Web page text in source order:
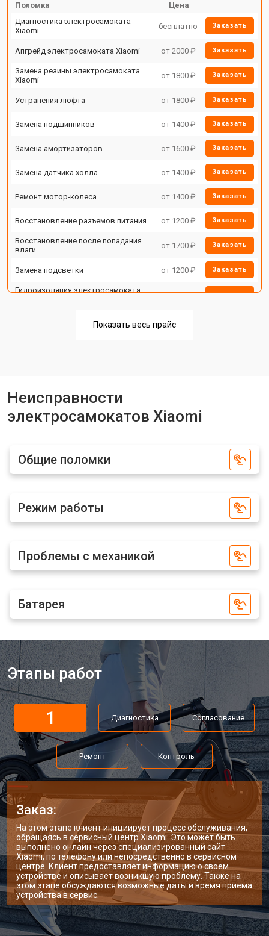
Поломка
Цена
Диагностика электросамоката
Xiaomi
бесплатно Заказать
Апгрейд электросамоката Xiaomi от 2000 ₽ Заказать
Замена резины электросамоката
Xiaomi
от 1800 ₽ Заказать
Устранения люфта от 1800 ₽ Заказать
Замена подшипников от 1400 ₽ Заказать
Замена амортизаторов от 1600 ₽ Заказать
Замена датчика холла от 1400 ₽ Заказать
Ремонт мотор-колеса от 1400 ₽ Заказать
Восстановление разъемов питания от 1200 ₽ Заказать
Восстановление после попадания
влаги
от 1700 ₽ Заказать
Замена подсветки от 1200 ₽ Заказать
Гидроизоляция электросамоката
от 1100 ₽ Заказать
от 2500 ₽
Замена корпуса электросамоката
Замена камеры электросамоката
Xiaomi
Замена элемента освещения от 1200 ₽
Показать весь прайс
Неисправности
электросамокатов Xiaomi
Общие поломки
Режим работы
Проблемы с механикой
Батарея
Этапы работ
1 Диагностика Согласование
Ремонт Контроль
Заказ:
На этом этапе клиент инициирует процесс обслуживания,
обращаясь в сервисный центр Xiaomi. Это может быть
выполнено онлайн через специализированный сайт
Xiaomi, по телефону или непосредственно в сервисном
центре. Клиент предоставляет информацию о своем
устройстве и описывает возникшую проблему. Также на
этом этапе обсуждаются возможные даты и время приема
устройства в сервис.